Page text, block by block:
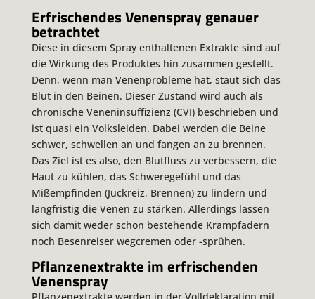
Erfrischendes Venenspray genauer
betrachtet
Diese in diesem Spray enthaltenen Extrakte sind auf
die Wirkung des Produktes hin zusammen gestellt.
Denn, wenn man Venenprobleme hat, staut sich das
Blut in den Beinen. Dieser Zustand wird auch als
chronische Veneninsuffizienz (CVI) beschrieben und
ist quasi ein Volksleiden. Dabei werden die Beine
schwer, schwellen an und fangen an zu brennen.
Das Ziel ist es also, den Blutfluss zu verbessern, die
Haut zu kühlen, das Schweregefühl und das
Mißempfinden (Juckreiz, Brennen) zu lindern und
langfristig die Venen zu stärken. Allerdings lassen
sich damit weder schon bestehende Krampfadern
noch Besenreiser wegcremen oder -sprühen.
Pflanzenextrakte im erfrischenden
Venenspray